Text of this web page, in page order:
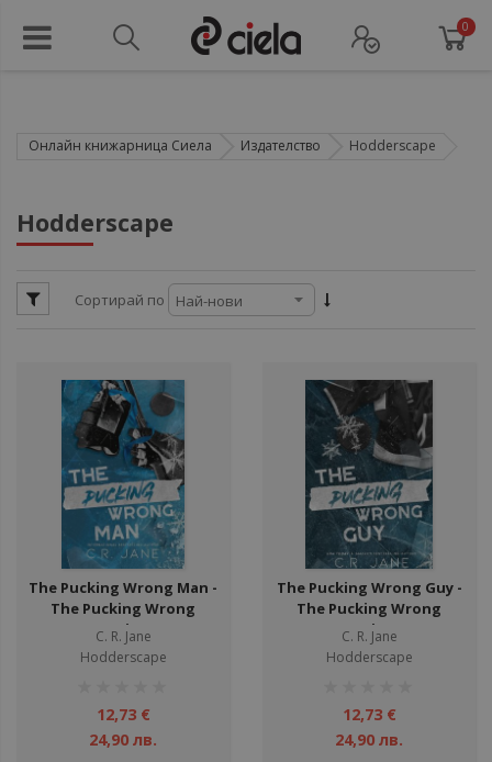
0
Онлайн книжарница Сиела Издателство Hodderscape
Hodderscape
Сортирай по
The Pucking Wrong Man -
The Pucking Wrong
Series
C. R. Jane
Hodderscape
12,73 €
24,90 лв.
The Pucking Wrong Guy -
The Pucking Wrong
Series
C. R. Jane
Hodderscape
12,73 €
24,90 лв.